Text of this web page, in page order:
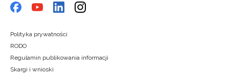
Polityka prywatności
RODO
Regulamin publikowania informacji
Skargi i wnioski